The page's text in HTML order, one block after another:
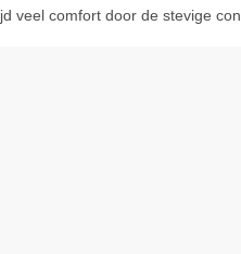
veel comfort door de stevige